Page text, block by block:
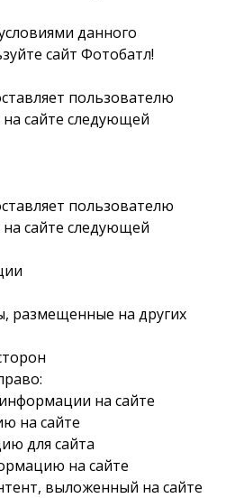
данного
сайт Фотобатл!
пользователю
сайте следующей
пользователю
сайте следующей
размещенные на других
на сайте
на сайте
для сайта
на сайте
выложенный на сайте